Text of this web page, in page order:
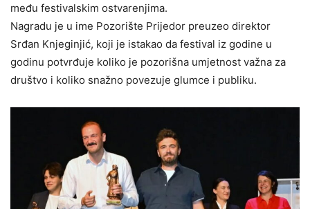
među festivalskim ostvarenjima.
Nagradu je u ime Pozorište Prijedor preuzeo direktor
Srđan Knjeginjić, koji je istakao da festival iz godine u
godinu potvrđuje koliko je pozorišna umjetnost važna za
društvo i koliko snažno povezuje glumce i publiku.